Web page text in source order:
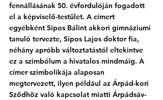
fennállásának 50. évfordulóján fogadott
el a képviselő-testület. A címert
egyébként Sipos Bálint akkori gimnáziumi
tanuló tervezte, Sipos Lajos doktor fia,
néhány apróbb változtatástól eltekintve
ez a szimbólum a hivatalos mindmáig. A
címer szimbolikája alaposan
megtervezett, ilyen például az Árpád-kori
Sződhöz való kapcsolat miatti Árpádsáv-